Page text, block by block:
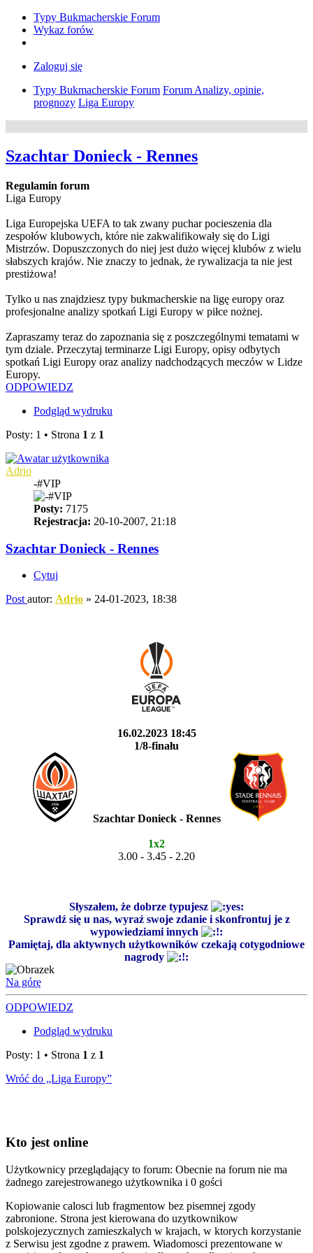
Typy Bukmacherskie Forum
Wykaz forów
Zaloguj się
Typy Bukmacherskie Forum Forum Analizy, opinie,
prognozy Liga Europy
Szachtar Donieck - Rennes
Regulamin forum
Liga Europy
Liga Europejska UEFA to tak zwany puchar pocieszenia dla
zespołów klubowych, które nie zakwalifikowały się do Ligi
Mistrzów. Dopuszczonych do niej jest dużo więcej klubów z wielu
słabszych krajów. Nie znaczy to jednak, że rywalizacja ta nie jest
prestiżowa!
Tylko u nas znajdziesz typy bukmacherskie na ligę europy oraz
profesjonalne analizy spotkań Ligi Europy w piłce nożnej.
Zapraszamy teraz do zapoznania się z poszczególnymi tematami w
tym dziale. Przeczytaj terminarze Ligi Europy, opisy odbytych
spotkań Ligi Europy oraz analizy nadchodzących meczów w Lidze
Europy.
ODPOWIEDZ
Podgląd wydruku
Posty: 1 • Strona 1 z 1
Adrio
-#VIP
Posty: 7175
Rejestracja: 20-10-2007, 21:18
Szachtar Donieck - Rennes
Cytuj
Post autor: Adrio » 24-01-2023, 18:38
16.02.2023 18:45
1/8-finału
Szachtar Donieck - Rennes
1x2
3.00 - 3.45 - 2.20
Słyszałem, że dobrze typujesz
Sprawdź się u nas, wyraź swoje zdanie i skonfrontuj je z
wypowiedziami innych
Pamiętaj, dla aktywnych użytkowników czekają cotygodniowe
nagrody
Na górę
ODPOWIEDZ
Podgląd wydruku
Posty: 1 • Strona 1 z 1
Wróć do „Liga Europy”
Kto jest online
Użytkownicy przeglądający to forum: Obecnie na forum nie ma
żadnego zarejestrowanego użytkownika i 0 gości
Kopiowanie calosci lub fragmentow bez pisemnej zgody
zabronione. Strona jest kierowana do uzytkownikow
polskojezycznych zamieszkalych w krajach, w ktorych korzystanie
z Serwisu jest zgodne z prawem. Wiadomosci prezentowane w